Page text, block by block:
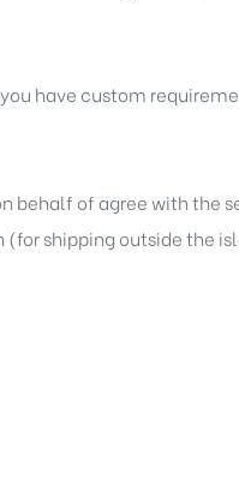
have custom
behalf of agree with the
shipping outside the